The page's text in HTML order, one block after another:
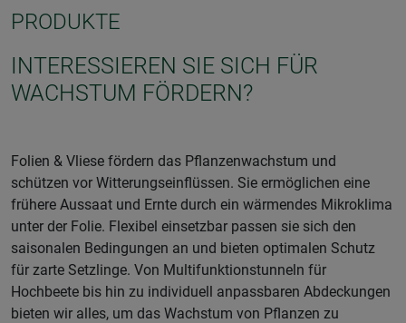
PRODUKTE
INTERESSIEREN SIE SICH FÜR
WACHSTUM FÖRDERN?
Folien & Vliese fördern das Pflanzenwachstum und
schützen vor Witterungseinflüssen. Sie ermöglichen eine
frühere Aussaat und Ernte durch ein wärmendes Mikroklima
unter der Folie. Flexibel einsetzbar passen sie sich den
saisonalen Bedingungen an und bieten optimalen Schutz
für zarte Setzlinge. Von Multifunktionstunneln für
Hochbeete bis hin zu individuell anpassbaren Abdeckungen
bieten wir alles, um das Wachstum von Pflanzen zu